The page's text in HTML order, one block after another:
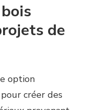
de
option
créer des